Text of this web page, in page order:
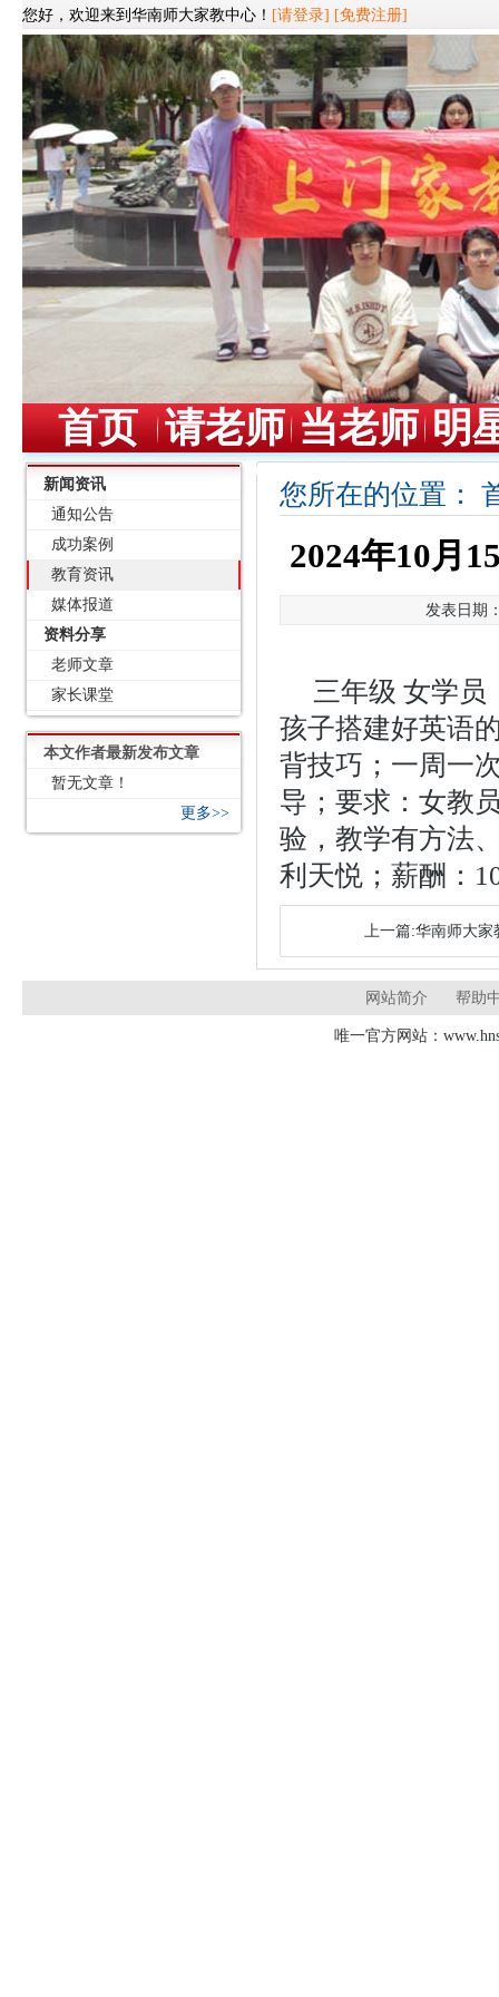
您好，欢迎来到华南师大家教中心！ [请登录] [免费注册]
首页 请老师 当老师 明
新闻资讯
通知公告
成功案例
教育资讯
媒体报道
资料分享
老师文章
家长课堂
本文作者最新发布文章
暂无文章！
更多>>
您所在的位置：
2024年10月
发表日期
三年级 女学员
孩子搭建好英语
背技巧；一周一
导；要求：女教
验，教学有方法
利天悦；薪酬：
上一篇:华南师大家
网站简介 帮助
唯一官方网站：